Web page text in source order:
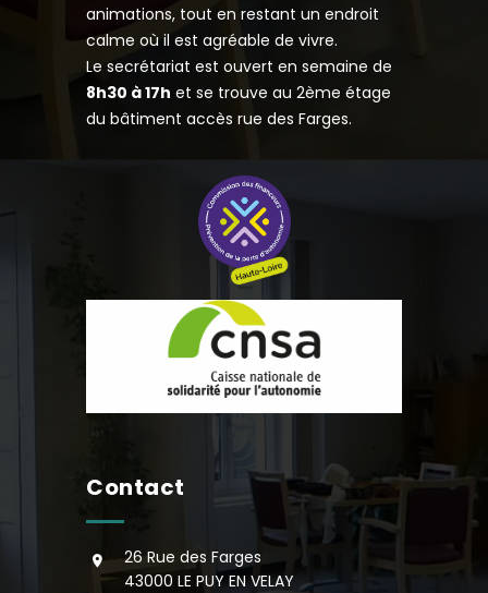
animations, tout en restant un endroit
calme où il est agréable de vivre.
Le secrétariat est ouvert en semaine de
8h30 à 17h et se trouve au 2ème étage
du bâtiment accès rue des Farges.
Contact
26 Rue des Farges
43000 LE PUY EN VELAY